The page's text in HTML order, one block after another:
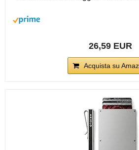
26,59 EUR
Acquista su